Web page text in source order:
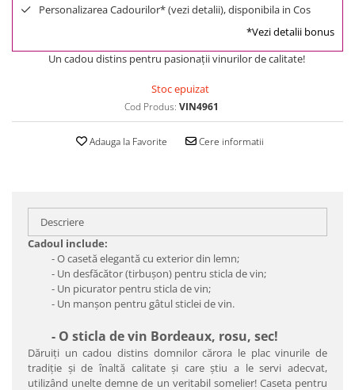
Personalizarea Cadourilor* (vezi detalii), disponibila in Cos
*Vezi detalii bonus
Un cadou distins pentru pasionaţii vinurilor de calitate!
Stoc epuizat
Cod Produs: VIN4961
Adauga la Favorite Cere informatii
Descriere
Cadoul include:
- O casetă elegantă cu exterior din lemn;
- Un desfăcător (tirbuşon) pentru sticla de vin;
- Un picurator pentru sticla de vin;
- Un manşon pentru gâtul sticlei de vin.
- O sticla de vin Bordeaux, rosu, sec!
Dăruiţi un cadou distins domnilor cărora le plac vinurile de
tradiţie şi de înaltă calitate şi care ştiu a le servi adecvat,
utilizând unelte demne de un veritabil somelier! Caseta pentru